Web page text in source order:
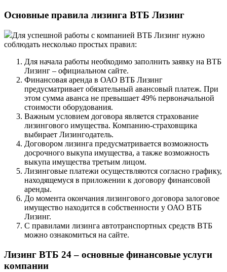
Основные правила лизинга ВТБ Лизинг
Для успешной работы с компанией ВТБ Лизинг нужно
соблюдать несколько простых правил:
Для начала работы необходимо заполнить заявку на ВТБ
Лизинг – официальном сайте.
Финансовая аренда в ОАО ВТБ Лизинг
предусматривает обязательный авансовый платеж. При
этом сумма аванса не превышает 49% первоначальной
стоимости оборудования.
Важным условием договора является страхование
лизингового имущества. Компанию-страховщика
выбирает Лизингодатель.
Договором лизинга предусматривается возможность
досрочного выкупа имущества, а также возможность
выкупа имущества третьим лицом.
Лизинговые платежи осуществляются согласно графику,
находящемуся в приложении к договору финансовой
аренды.
До момента окончания лизингового договора залоговое
имущество находится в собственности у ОАО ВТБ
Лизинг.
С правилами лизинга автотранспортных средств ВТБ
можно ознакомиться на сайте.
Лизинг ВТБ 24 – основные финансовые услуги
компании